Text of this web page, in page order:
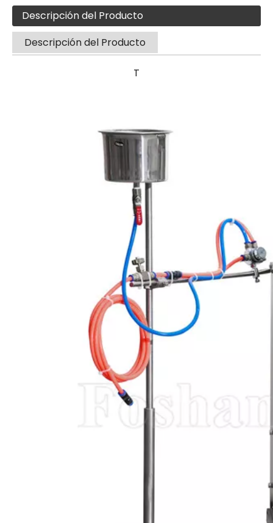
Descripción del Producto
Descripción del Producto
T